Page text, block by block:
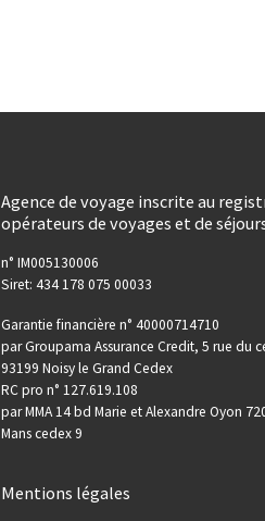
Agence de voyage inscrite au
opérateurs de voyages et de
n° IM005130006
Siret: 434 178 075 00033
Garantie financière n° 40000714710
par Groupama Assurance Credit, 5 rue du
93199 Noisy le Grand Cedex
RC pro n° 127.619.108
par MMA 14 bd Marie et Alexandre Oyon
Mans cedex 9
Mentions légales